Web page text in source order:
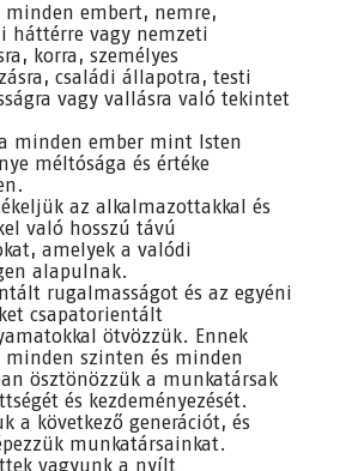
minden embert, nemre,
háttérre vagy nemzeti
korra, személyes
családi állapotra, testi
vagy vallásra való tekintet
minden ember mint Isten
méltósága és értéke
az alkalmazottakkal és
való hosszú távú
amelyek a valódi
alapulnak.
rugalmasságot és az egyéni
csapatorientált
ötvözzük. Ennek
minden szinten és minden
ösztönözzük a munkatársak
és kezdeményezését.
a következő generációt, és
munkatársainkat.
vagyunk a nyílt